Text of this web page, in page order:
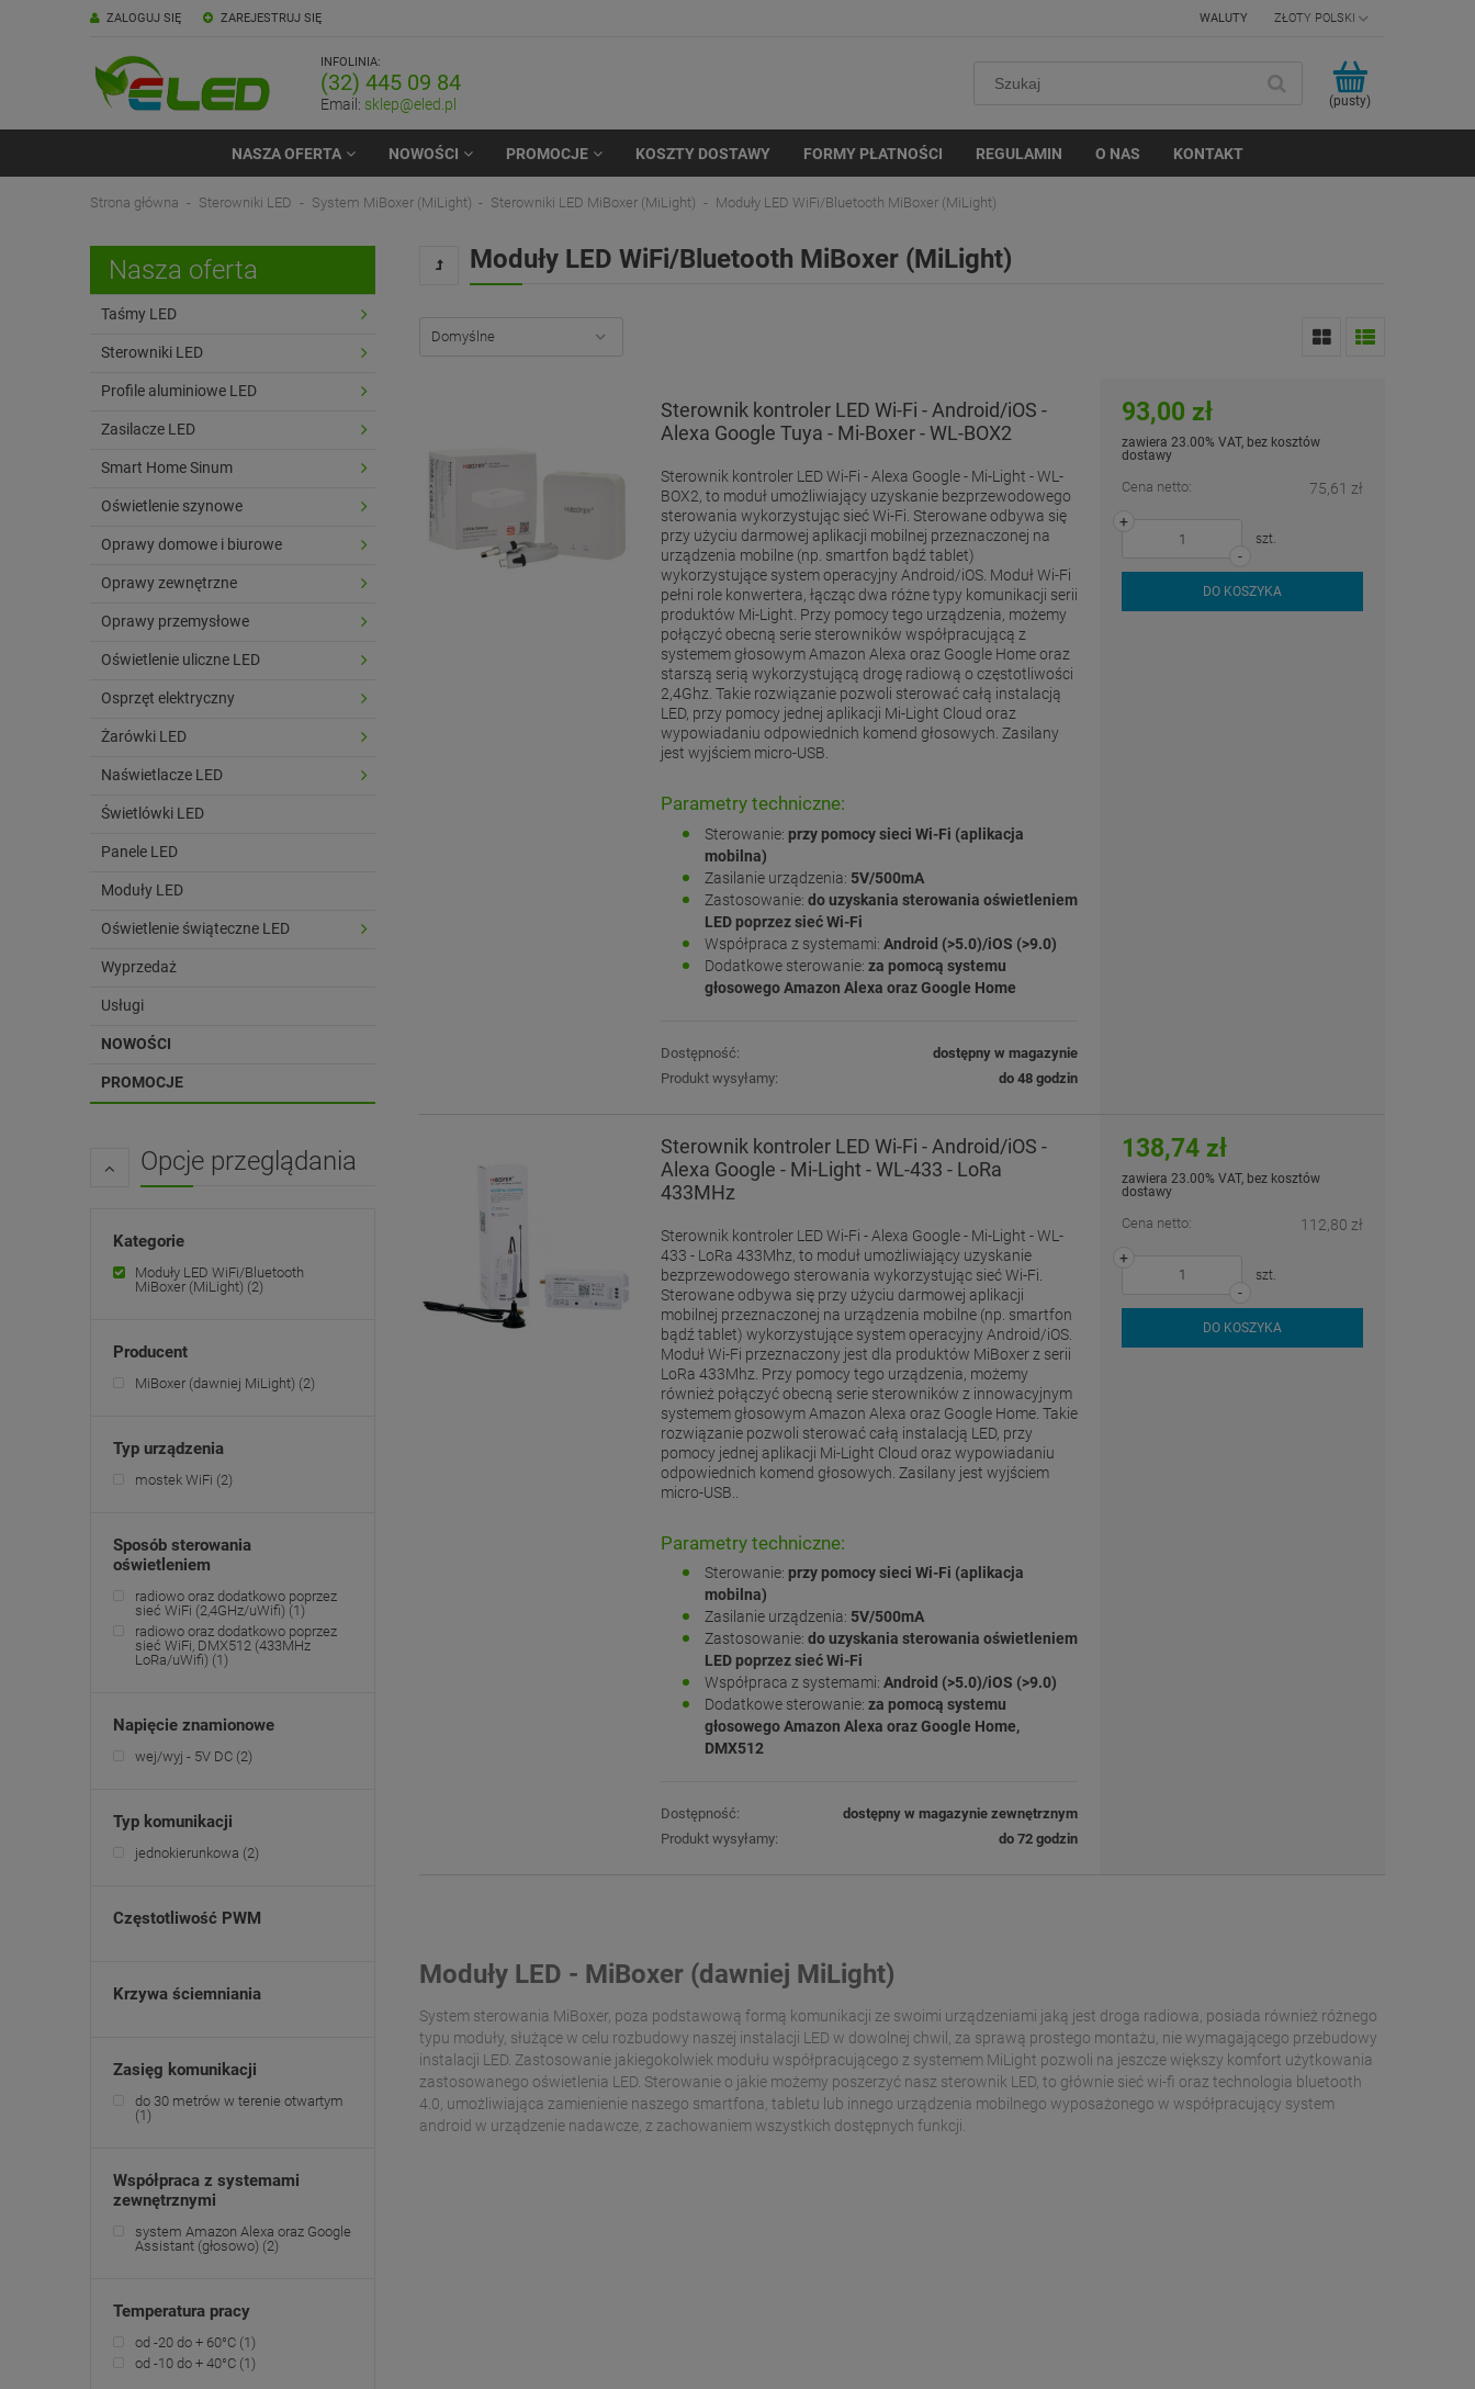
ZAREJESTRUJ SIĘ
ZALOGUJ SIĘ WALUTY
INFOLINIA:
(32) 445 09 84
Email: sklep@eled.pl (pusty)
NASZA OFERTA NOWOŚCI PROMOCJE KOSZTY DOSTAWY FORMY PŁATNOŚCI REGULAMIN O NAS KONTAKT
Strona główna Sterowniki LED System MiBoxer (MiLight) Sterowniki LED MiBoxer (MiLight) Moduły LED WiFi/Bluetooth MiBoxer (MiLight)
Nasza oferta
Taśmy LED
Sterowniki LED
Profile aluminiowe LED
Zasilacze LED
Smart Home Sinum
Oświetlenie szynowe
Oprawy domowe i biurowe
Oprawy zewnętrzne
Oprawy przemysłowe
Oświetlenie uliczne LED
Osprzęt elektryczny
Żarówki LED
Naświetlacze LED
Świetlówki LED
Panele LED
Moduły LED
Oświetlenie świąteczne LED
Wyprzedaż
Usługi
NOWOŚCI
PROMOCJE
Opcje przeglądania
Kategorie
Moduły LED WiFi/Bluetooth
MiBoxer (MiLight) (2)
Producent
MiBoxer (dawniej MiLight) (2)
Typ urządzenia
mostek WiFi (2)
Sposób sterowania
oświetleniem
radiowo oraz dodatkowo poprzez
sieć WiFi (2,4GHz/uWifi) (1)
radiowo oraz dodatkowo poprzez
sieć WiFi, DMX512 (433MHz
LoRa/uWifi) (1)
Napięcie znamionowe
wej/wyj - 5V DC (2)
Typ komunikacji
jednokierunkowa (2)
Częstotliwość PWM
Krzywa ściemniania
Zasięg komunikacji
do 30 metrów w terenie otwartym
(1)
Współpraca z systemami
zewnętrznymi
system Amazon Alexa oraz Google
Assistant (głosowo) (2)
Temperatura pracy
od -20 do + 60°C (1)
od -10 do + 40°C (1)
Moduły LED WiFi/Bluetooth MiBoxer (MiLight)
Sterownik kontroler LED Wi-Fi - Android/iOS -
Alexa Google Tuya - Mi-Boxer - WL-BOX2
Sterownik kontroler LED Wi-Fi - Alexa Google - Mi-Light - WL-
BOX2, to moduł umożliwiający uzyskanie bezprzewodowego
sterowania wykorzystując sieć Wi-Fi. Sterowane odbywa się
przy użyciu darmowej aplikacji mobilnej przeznaczonej na
urządzenia mobilne (np. smartfon bądź tablet)
wykorzystujące system operacyjny Android/iOS. Moduł Wi-Fi
pełni role konwertera, łącząc dwa różne typy komunikacji serii
produktów Mi-Light. Przy pomocy tego urządzenia, możemy
połączyć obecną serie sterowników współpracującą z
systemem głosowym Amazon Alexa oraz Google Home oraz
starszą serią wykorzystującą drogę radiową o częstotliwości
2,4Ghz. Takie rozwiązanie pozwoli sterować całą instalacją
LED, przy pomocy jednej aplikacji Mi-Light Cloud oraz
wypowiadaniu odpowiednich komend głosowych. Zasilany
jest wyjściem micro-USB.
Parametry techniczne:
Sterowanie: przy pomocy sieci Wi-Fi (aplikacja
mobilna)
Zasilanie urządzenia: 5V/500mA
Zastosowanie: do uzyskania sterowania oświetleniem
LED poprzez sieć Wi-Fi
Współpraca z systemami: Android (>5.0)/iOS (>9.0)
Dodatkowe sterowanie: za pomocą systemu
głosowego Amazon Alexa oraz Google Home
Dostępność:
dostępny w magazynie
Produkt wysyłamy:
do 48 godzin
93,00 zł
zawiera 23.00% VAT, bez kosztów
dostawy
Cena netto: 75,61 zł
-
+
szt.
DO KOSZYKA
Sterownik kontroler LED Wi-Fi - Android/iOS -
Alexa Google - Mi-Light - WL-433 - LoRa
433MHz
Sterownik kontroler LED Wi-Fi - Alexa Google - Mi-Light - WL-
433 - LoRa 433Mhz, to moduł umożliwiający uzyskanie
bezprzewodowego sterowania wykorzystując sieć Wi-Fi.
Sterowane odbywa się przy użyciu darmowej aplikacji
mobilnej przeznaczonej na urządzenia mobilne (np. smartfon
bądź tablet) wykorzystujące system operacyjny Android/iOS.
Moduł Wi-Fi przeznaczony jest dla produktów MiBoxer z serii
LoRa 433Mhz. Przy pomocy tego urządzenia, możemy
również połączyć obecną serie sterowników z innowacyjnym
systemem głosowym Amazon Alexa oraz Google Home. Takie
rozwiązanie pozwoli sterować całą instalacją LED, przy
pomocy jednej aplikacji Mi-Light Cloud oraz wypowiadaniu
odpowiednich komend głosowych. Zasilany jest wyjściem
micro-USB..
Parametry techniczne:
Sterowanie: przy pomocy sieci Wi-Fi (aplikacja
mobilna)
Zasilanie urządzenia: 5V/500mA
Zastosowanie: do uzyskania sterowania oświetleniem
LED poprzez sieć Wi-Fi
Współpraca z systemami: Android (>5.0)/iOS (>9.0)
Dodatkowe sterowanie: za pomocą systemu
głosowego Amazon Alexa oraz Google Home,
DMX512
Dostępność:
dostępny w magazynie zewnętrznym
Produkt wysyłamy:
do 72 godzin
138,74 zł
zawiera 23.00% VAT, bez kosztów
dostawy
Cena netto: 112,80 zł
-
+
szt.
DO KOSZYKA
Moduły LED - MiBoxer (dawniej MiLight)
System sterowania MiBoxer, poza podstawową formą komunikacji ze swoimi urządzeniami jaką jest droga radiowa, posiada również różnego
typu moduły, służące w celu rozbudowy naszej instalacji LED w dowolnej chwil, za sprawą prostego montażu, nie wymagającego przebudowy
instalacji LED. Zastosowanie jakiegokolwiek modułu współpracującego z systemem MiLight pozwoli na jeszcze większy komfort użytkowania
zastosowanego oświetlenia LED. Sterowanie o jakie możemy poszerzyć nasz sterownik LED, to głównie sieć wi-fi oraz technologia bluetooth
4.0, umożliwiająca zamienienie naszego smartfona, tabletu lub innego urządzenia mobilnego wyposażonego w współpracujący system
android w urządzenie nadawcze, z zachowaniem wszystkich dostępnych funkcji.